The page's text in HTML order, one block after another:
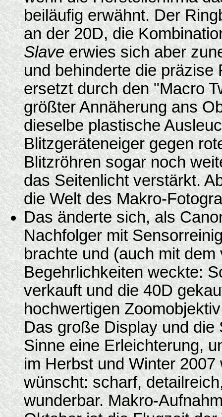
beiläufig erwähnt. Der
an der 20D, die
Slaveerwies sich aber
und behinderte die präzise
ersetzt durch den "Macro
größter Annäherung ans
dieselbe plastische
Blitzgeräteneiger gegen
Blitzröhren sogar noch
das Seitenlicht verstärkt.
die Welt des Makro-
Das änderte sich, als
Nachfolger mit
brachte und (auch mit
Begehrlichkeiten weckte:
verkauft und die 40D
hochwertigen
Das große Display und die
Sinne eine Erleichterung,
im Herbst und Winter
wünscht: scharf,
wunderbar. Makro-